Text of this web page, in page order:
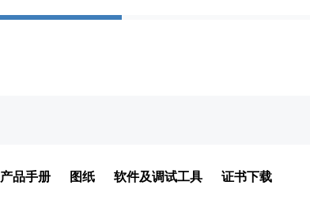
产品手册 图纸 软件及调试工具 证书下载